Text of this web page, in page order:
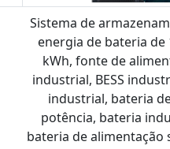
Sistema de
energia de bateria de
kWh, fonte de
industrial, BESS
industrial, bateria
potência, bateria
bateria de alimentação